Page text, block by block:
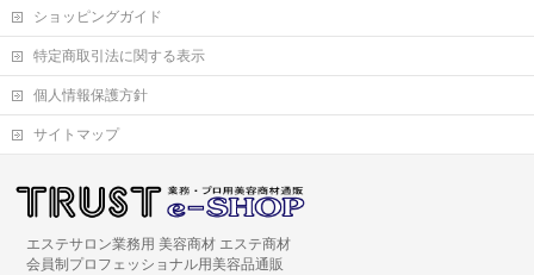
ショッピングガイド
特定商取引法に関する表示
個人情報保護方針
サイトマップ
エステサロン業務用 美容商材 エステ商材
会員制プロフェッショナル用美容品通販